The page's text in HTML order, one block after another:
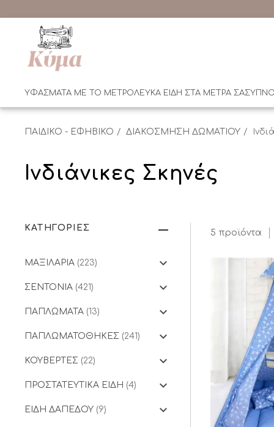
ΥΦΑΣΜΑΤΑ ΜΕ ΤΟ ΜΕΤΡΟΛΕΥΚΑ ΕΙΔΗ ΣΤΑ ΜΕΤΡΑ ΣΑΣ
ΠΑΙΔΙΚΟ - ΕΦΗΒΙΚΟ ΔΙΑΚΟΣΜΗΣΗ ΔΩΜΑΤΙΟΥ
Ινδιάνικες Σκηνές
ΚΑΤΗΓΟΡΙΕΣ
ΜΑΞΙΛΑΡΙΑ (223)
ΣΕΝΤΟΝΙΑ (421)
ΠΑΠΛΩΜΑΤΑ (13)
ΠΑΠΛΩΜΑΤΟΘΗΚΕΣ (241)
ΚΟΥΒΕΡΤΕΣ (22)
ΠΡΟΣΤΑΤΕΥΤΙΚΑ ΕΙΔΗ (4)
ΕΙΔΗ ΔΑΠΕΔΟΥ (9)
5 προϊόντα